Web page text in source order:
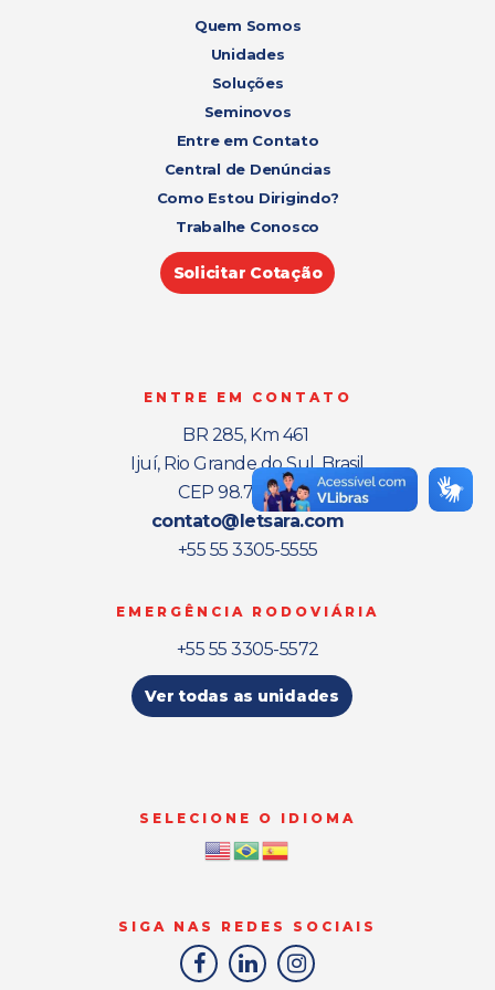
Quem Somos
Unidades
Soluções
Seminovos
Entre em Contato
Central de Denúncias
Como Estou Dirigindo?
Trabalhe Conosco
Solicitar Cotação
ENTRE EM CONTATO
BR 285, Km 461
Ijuí, Rio Grande do Sul, Brasil
CEP 98.700-000
contato@letsara.com
+55 55 3305-5555
EMERGÊNCIA RODOVIÁRIA
+55 55 3305-5572
Ver todas as unidades
SELECIONE O IDIOMA
SIGA NAS REDES SOCIAIS